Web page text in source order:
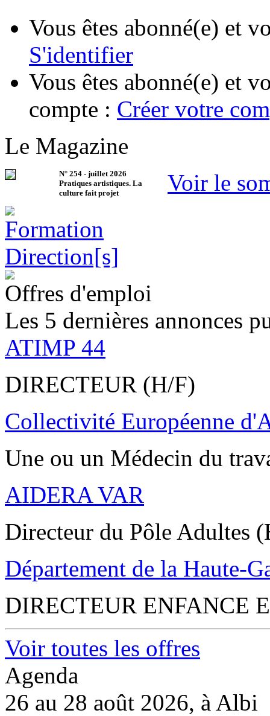
Vous êtes abonné(e) et
S'identifier
Vous êtes abonné(e) et
compte : Créer votre
Le Magazine
N° 254 - juillet 2026
Pratiques artistiques. La
culture fait projet
Voir le
Offres d'emploi
Les 5 dernières annonces
ATIMP 44
DIRECTEUR (H/F)
Collectivité Européenne
Une ou un Médecin du
AIDERA VAR
Directeur du Pôle Adultes
Département de la Haute-
DIRECTEUR ENFANCE
Voir toutes les offres
Agenda
26 au 28 août 2026, à Albi